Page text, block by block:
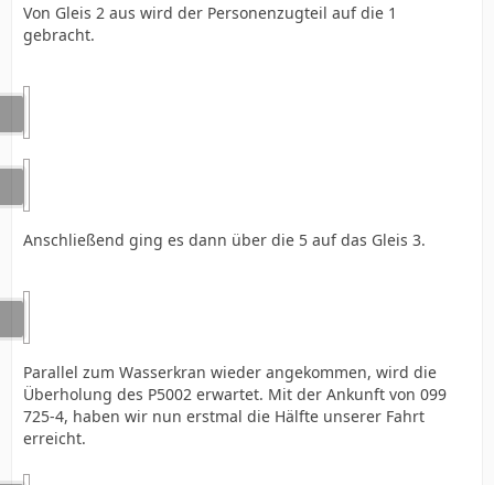
Von Gleis 2 aus wird der Personenzugteil auf die 1
gebracht.
Anschließend ging es dann über die 5 auf das Gleis 3.
Parallel zum Wasserkran wieder angekommen, wird die
Überholung des P5002 erwartet. Mit der Ankunft von 099
725-4, haben wir nun erstmal die Hälfte unserer Fahrt
erreicht.